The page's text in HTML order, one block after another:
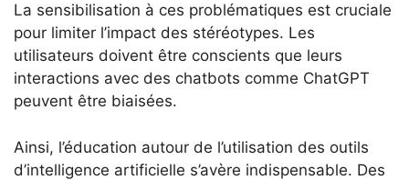
La sensibilisation à ces problématiques est cruciale
pour limiter l’impact des stéréotypes. Les
utilisateurs doivent être conscients que leurs
interactions avec des chatbots comme ChatGPT
peuvent être biaisées.
Ainsi, l’éducation autour de l’utilisation des outils
d’intelligence artificielle s’avère indispensable. Des